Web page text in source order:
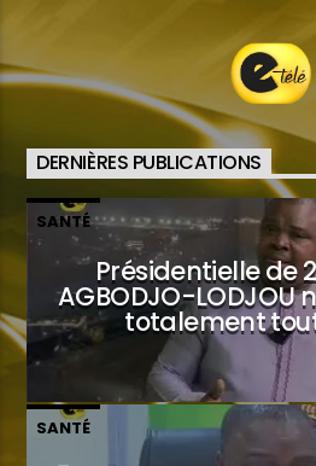
DERNIÈRES PUBLICATIONS
SANTÉ
Présidentielle de
AGBODJO-LODJOU
totalement
SANTÉ